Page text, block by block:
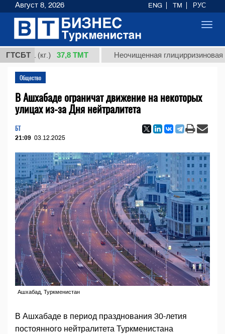
ГТСБТ
1 (кг.) 37,8 ТМТ Неочищенная глицирризиновая
Общество
В Ашхабаде ограничат движение на некоторых
улицах из-за Дня нейтралитета
БТ
21:09 03.12.2025
Ашхабад, Туркменистан
В Ашхабаде в период празднования 30-летия
постоянного нейтралитета Туркменистана
Август 8, 2026 ENG TM РУС